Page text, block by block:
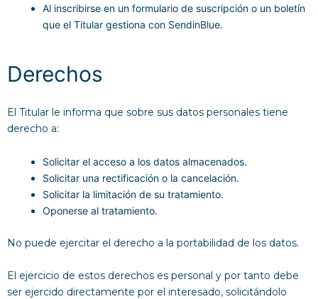
Al inscribirse en un formulario de suscripción o un boletín
que el Titular gestiona con SendinBlue.
Derechos
El Titular le informa que sobre sus datos personales tiene
derecho a:
Solicitar el acceso a los datos almacenados.
Solicitar una rectificación o la cancelación.
Solicitar la limitación de su tratamiento.
Oponerse al tratamiento.
No puede ejercitar el derecho a la portabilidad de los datos.
El ejercicio de estos derechos es personal y por tanto debe
ser ejercido directamente por el interesado, solicitándolo